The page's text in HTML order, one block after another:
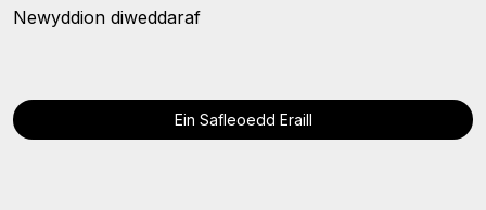
Newyddion diweddaraf
Ein Safleoedd Eraill